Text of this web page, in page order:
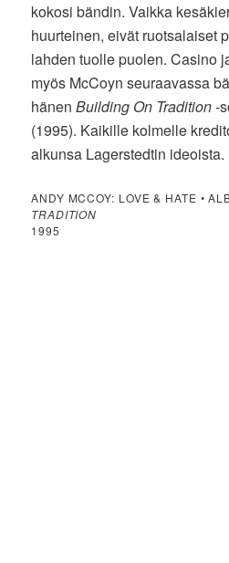
kokosi bändin. Vaikka
huurteinen, eivät ruotsalaiset
lahden tuolle puolen. Casino
myös McCoyn seuraavassa
hänenBuilding On Tradition-
(1995). Kaikille kolmelle
alkunsa Lagerstedtin ideoista.
ANDY MCCOY: LOVE & HATE •
TRADITION
1995